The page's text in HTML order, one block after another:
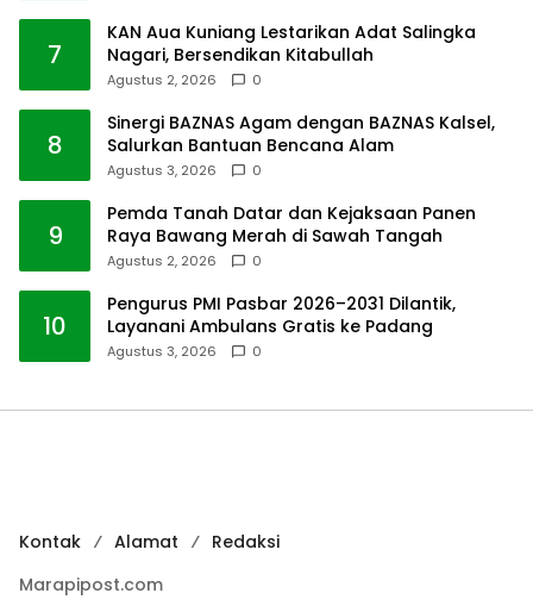
7
KAN Aua Kuniang Lestarikan Adat Salingka
Nagari, Bersendikan Kitabullah
Agustus 2, 2026 0
8
Sinergi BAZNAS Agam dengan BAZNAS Kalsel,
Salurkan Bantuan Bencana Alam
Agustus 3, 2026 0
9
Pemda Tanah Datar dan Kejaksaan Panen
Raya Bawang Merah di Sawah Tangah
Agustus 2, 2026 0
10
Pengurus PMI Pasbar 2026–2031 Dilantik,
Layanani Ambulans Gratis ke Padang
Agustus 3, 2026 0
Kontak Alamat
Redaksi
Marapipost.com